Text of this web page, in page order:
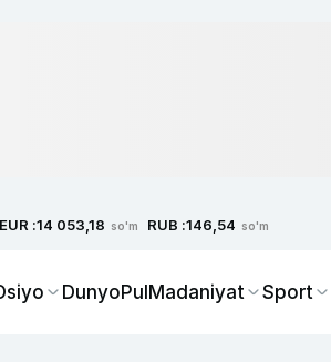
EUR :14 053,18 so'm RUB :146,54 so'm
DunyoPulMadaniyat Sport